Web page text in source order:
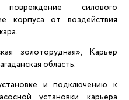
силового
корпуса от воздействия
золоторудная», Карьер
область.
и подключению к
установки карьера